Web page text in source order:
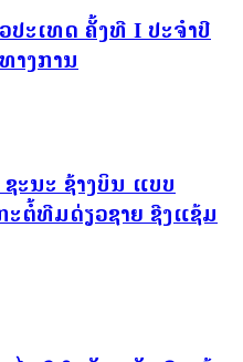
ະເທດ ຄັ້ງທີ I ປະຈຳປີ
າງການ
ະນະ ຊ້າງບິນ ແບບ
ະຕໍ້ທີມດ່ຽວຊາຍ ຊີງແຊ້ມ